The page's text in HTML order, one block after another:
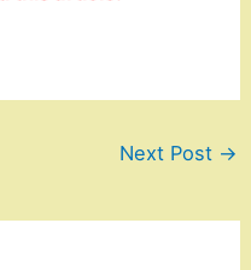
Next Post →